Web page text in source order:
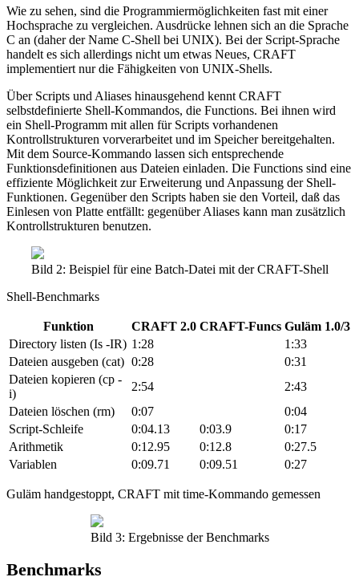
Wie zu sehen, sind die Programmiermöglichkeiten fast mit einer
Hochsprache zu vergleichen. Ausdrücke lehnen sich an die Sprache
C an (daher der Name C-Shell bei UNIX). Bei der Script-Sprache
handelt es sich allerdings nicht um etwas Neues, CRAFT
implementiert nur die Fähigkeiten von UNIX-Shells.
Über Scripts und Aliases hinausgehend kennt CRAFT
selbstdefinierte Shell-Kommandos, die Functions. Bei ihnen wird
ein Shell-Programm mit allen für Scripts vorhandenen
Kontrollstrukturen vorverarbeitet und im Speicher bereitgehalten.
Mit dem Source-Kommando lassen sich entsprechende
Funktionsdefinitionen aus Dateien einladen. Die Functions sind eine
effiziente Möglichkeit zur Erweiterung und Anpassung der Shell-
Funktionen. Gegenüber den Scripts haben sie den Vorteil, daß das
Einlesen von Platte entfällt: gegenüber Aliases kann man zusätzlich
Kontrollstrukturen benutzen.
Bild 2: Beispiel für eine Batch-Datei mit der CRAFT-Shell
Shell-Benchmarks
Funktion CRAFT 2.0 CRAFT-Funcs Guläm 1.0/3
Directory listen (Is -IR) 1:28
1:33
Dateien ausgeben (cat) 0:28
0:31
Dateien kopieren (cp -
i)
2:54
2:43
Dateien löschen (rm)
0:07
0:04
Script-Schleife
0:04.13 0:03.9
0:17
Arithmetik
0:12.95 0:12.8
0:27.5
Variablen
0:09.71 0:09.51 0:27
Guläm handgestoppt, CRAFT mit time-Kommando gemessen
Bild 3: Ergebnisse der Benchmarks
Benchmarks